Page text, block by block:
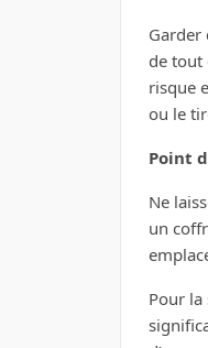
Garder
de tout
risque
ou le
Point
Ne
un
Pour la